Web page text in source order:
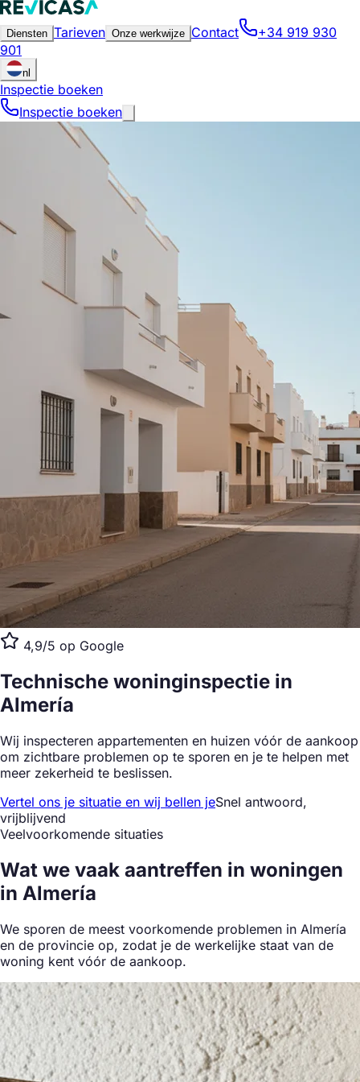
Diensten Tarieven Onze werkwijze Contact
+34 919 930
901
nl
Inspectie boeken
Inspectie boeken
4,9/5 op Google
Technische woninginspectie in
Almería
Wij inspecteren appartementen en huizen vóór de aankoop
om zichtbare problemen op te sporen en je te helpen met
meer zekerheid te beslissen.
Vertel ons je situatie en wij bellen jeSnel antwoord,
vrijblijvend
Veelvoorkomende situaties
Wat we vaak aantreffen in woningen
in Almería
We sporen de meest voorkomende problemen in Almería
en de provincie op, zodat je de werkelijke staat van de
woning kent vóór de aankoop.